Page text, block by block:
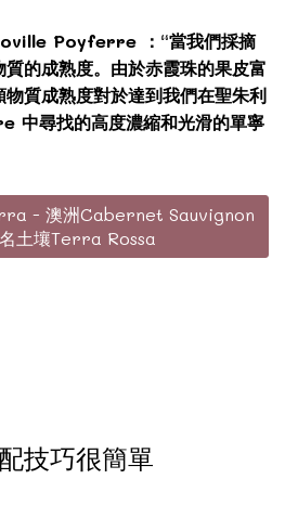
Poyferre ：“當我們採摘
的成熟度。由於赤霞珠的果皮富
質成熟度對於達到我們在聖朱利
尋找的高度濃縮和光滑的單寧
- 澳洲Cabernet Sauvignon
土壤Terra Rossa
技巧很簡單